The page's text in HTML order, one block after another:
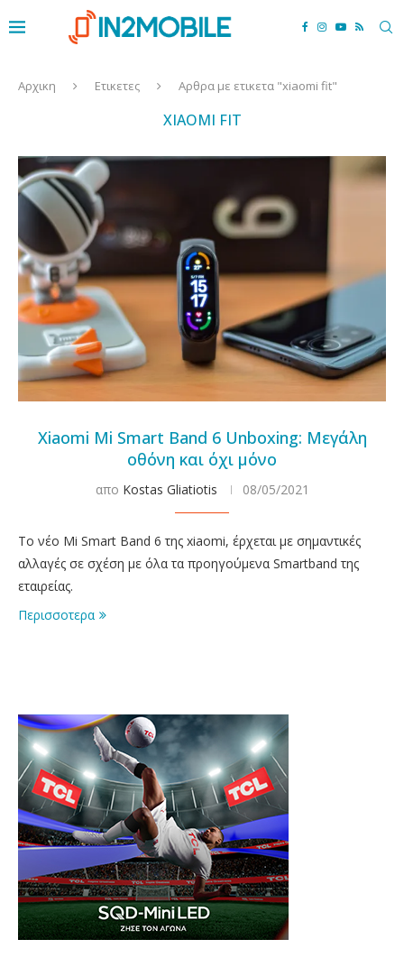
Αρχικη Ετικετες Αρθρα με ετικετα "xiaomi fit"
XIAOMI FIT
Xiaomi Mi Smart Band 6 Unboxing: Μεγάλη
οθόνη και όχι μόνο
απο Kostas Gliatiotis 08/05/2021
Το νέο Mi Smart Band 6 της xiaomi, έρχεται με σημαντικές
αλλαγές σε σχέση με όλα τα προηγούμενα Smartband της
εταιρείας.
Περισσοτερα